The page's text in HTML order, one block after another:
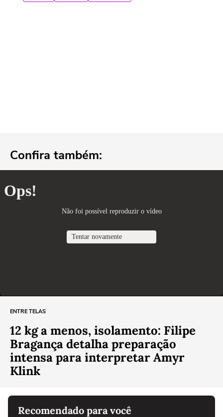
Confira também:
ENTRE TELAS
12 kg a menos, isolamento: Filipe
Bragança detalha preparação
intensa para interpretar Amyr
Klink
Recomendado para você